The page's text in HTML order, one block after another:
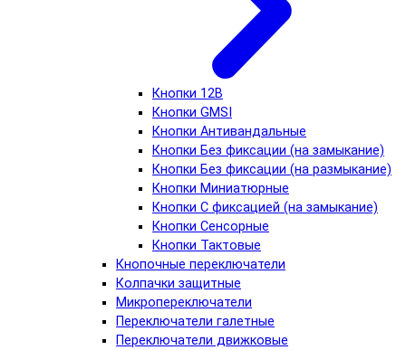
Кнопки 12В
Кнопки GMSI
Кнопки Антивандальные
Кнопки Без фиксации (на замыкание)
Кнопки Без фиксации (на размыкание)
Кнопки Миниатюрные
Кнопки С фиксацией (на замыкание)
Кнопки Сенсорные
Кнопки Тактовые
Кнопочные переключатели
Колпачки защитные
Микропереключатели
Переключатели галетные
Переключатели движковые